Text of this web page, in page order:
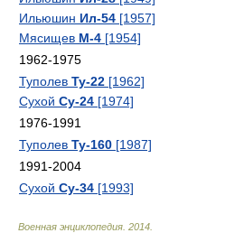
Ильюшин Ил-54 [1957]
Мясищев М-4 [1954]
1962-1975
Туполев Ту-22 [1962]
Сухой Су-24 [1974]
1976-1991
Туполев Ту-160 [1987]
1991-2004
Сухой Су-34 [1993]
Военная энциклопедия 2014